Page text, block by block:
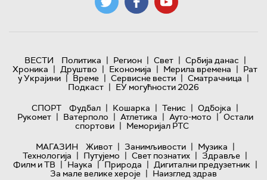
ВЕСТИ Политика | Регион | Свет | Србија данас |
Хроника | Друштво | Економија | Мерила времена | Рат
у Украјини | Време | Сервисне вести | Сматрачница |
Подкаст | ЕУ могућности 2026
СПОРТ
Фудбал | Кошарка | Тенис | Одбојка |
Рукомет | Ватерполо | Атлетика | Ауто-мото | Остали
спортови | Меморијал РТС
МАГАЗИН
Живот | Занимљивости | Музика |
Технологијa | Путујемо | Свет познатих | Здравље |
Филм и ТВ | Наука | Природа | Дигитални предузетник |
За мале велике хероје | Наизглед здрав